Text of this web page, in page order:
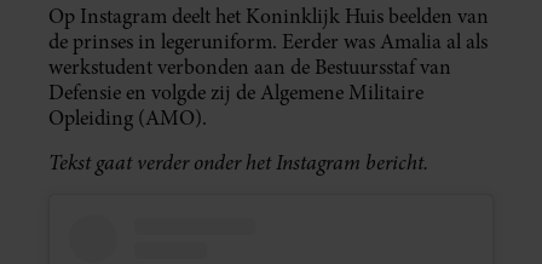
Op Instagram deelt het Koninklijk Huis beelden van
de prinses in legeruniform. Eerder was Amalia al als
werkstudent verbonden aan de Bestuursstaf van
Defensie en volgde zij de Algemene Militaire
Opleiding (AMO).
Tekst gaat verder onder het Instagram bericht.